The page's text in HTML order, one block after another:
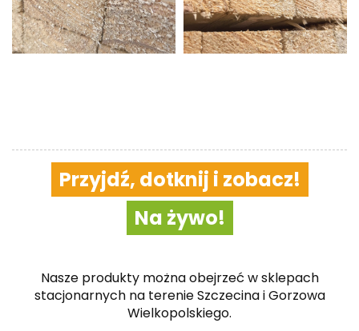
Przyjdź, dotknij i zobacz!
Na żywo!
Nasze produkty można obejrzeć w sklepach
stacjonarnych na terenie Szczecina i Gorzowa
Wielkopolskiego.